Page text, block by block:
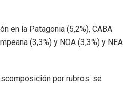
en la Patagonia (5,2%), CABA
(3,3%) y NOA (3,3%) y NEA
por rubros: se